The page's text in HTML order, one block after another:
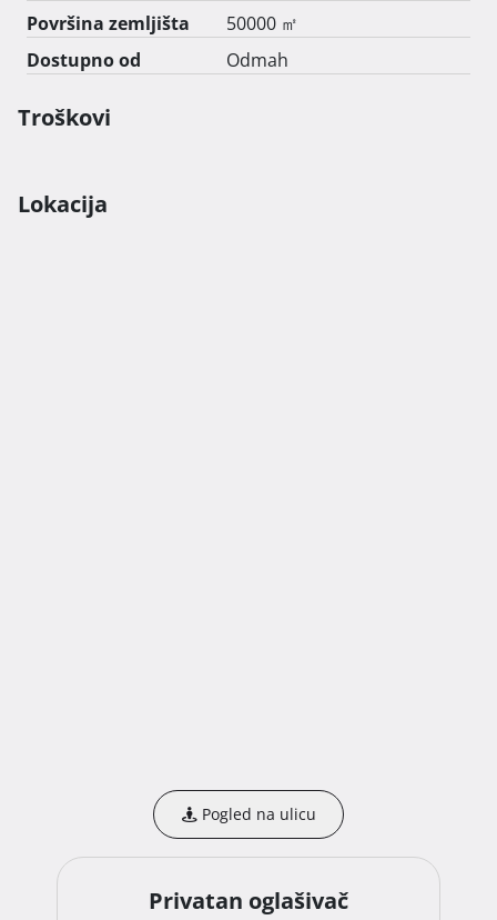
Površina zemljišta
50000 ㎡
Dostupno od
Odmah
Troškovi
Lokacija
Pogled na ulicu
Privatan oglašivač